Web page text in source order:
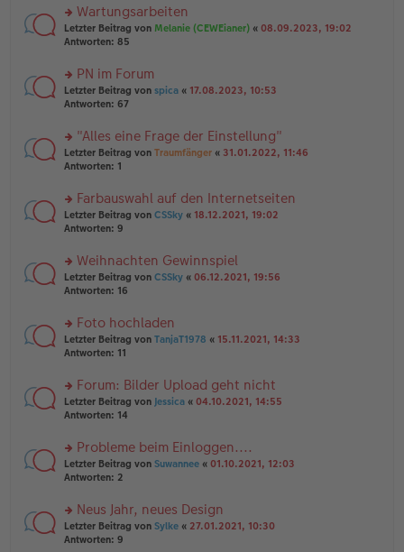
tr
a
g
e
n
er
tr
a
g
n
g
el
e
n
er
tr
a
g
rs
te
n
g
el
e
n
er
tr
a
g
Wartungsarbeiten
Letzter Beitrag von Melanie (CEWEianer) « 08.09.2023, 19:02
Antworten: 85
rs
te
n
g
el
e
n
er
tr
a
g
PN im Forum
Letzter Beitrag von spica « 17.08.2023, 10:53
Antworten: 67
rs
te
n
g
el
e
n
er
tr
a
g
"Alles eine Frage der Einstellung"
Letzter Beitrag von Traumfänger « 31.01.2022, 11:46
Antworten: 1
rs
te
n
g
el
e
n
er
tr
a
g
Farbauswahl auf den Internetseiten
Letzter Beitrag von CSSky « 18.12.2021, 19:02
Antworten: 9
rs
te
n
g
el
e
n
er
tr
a
g
Weihnachten Gewinnspiel
Letzter Beitrag von CSSky « 06.12.2021, 19:56
Antworten: 16
rs
te
n
g
el
e
n
er
tr
a
g
Foto hochladen
Letzter Beitrag von TanjaT1978 « 15.11.2021, 14:33
Antworten: 11
rs
te
n
g
el
e
n
er
Forum: Bilder Upload geht nicht
Letzter Beitrag von Jessica « 04.10.2021, 14:55
Antworten: 14
rs
te
n
g
el
Probleme beim Einloggen....
Letzter Beitrag von Suwannee « 01.10.2021, 12:03
Antworten: 2
rs
te
Neus Jahr, neues Design
Letzter Beitrag von Sylke « 27.01.2021, 10:30
Antworten: 9